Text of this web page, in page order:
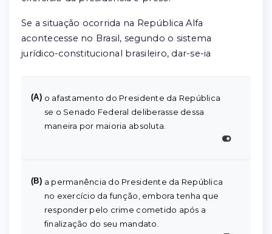
Se a situação ocorrida na República Alfa
acontecesse no Brasil, segundo o sistema
jurídico-constitucional brasileiro, dar-se-ia
(A) o afastamento do Presidente da República
se o Senado Federal deliberasse dessa
maneira por maioria absoluta.
(B) a permanência do Presidente da República
no exercício da função, embora tenha que
responder pelo crime cometido após a
finalização do seu mandato.